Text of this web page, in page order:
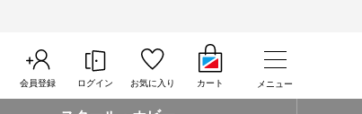
会員登録 ログイン お気に入り カート メニュー